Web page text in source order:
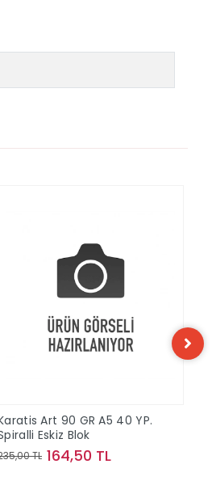
Art 90 GR A5 40 YP.
Eskiz Blok
TL 164,50 TL